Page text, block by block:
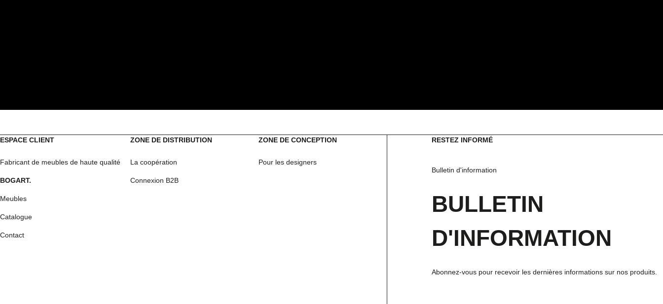
ESPACE CLIENT
Fabricant de meubles de haute qualité
BOGART.
Meubles
Catalogue
Contact
ZONE DE DISTRIBUTION
La coopération
Connexion B2B
ZONE DE CONCEPTION
Pour les designers
RESTEZ INFORMÉ
Bulletin d'information
BULLETIN
D'INFORMATION
Abonnez-vous pour recevoir les dernières informations sur nos produits.